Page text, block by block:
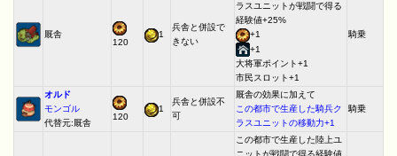
厩舎
120
1
兵舎と併設で
きない
ラスユニットが戦闘で得る
経験値+25%
+1
+1
大将軍ポイント+1
市民スロット+1
騎乗
オルド
モンゴル
代替元:厩舎
120
1
兵舎と併設不
可
厩舎の効果に加えて
この都市で生産した騎兵ク
ラスユニットの移動力+1
騎乗
この都市で生産した陸上ユ